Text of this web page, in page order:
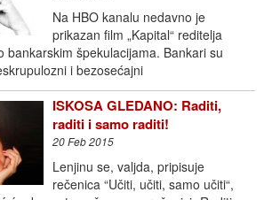
Na HBO kanalu nedavno je
prikazan film „Kapital“ reditelja
bankarskim špekulacijama. Bankari su
i bezosećajni
ISKOSA GLEDANO: Raditi,
raditi i samo raditi!
20 Feb 2015
Lenjinu se, valjda, pripisuje
rečenica “Učiti, učiti, samo učiti“,